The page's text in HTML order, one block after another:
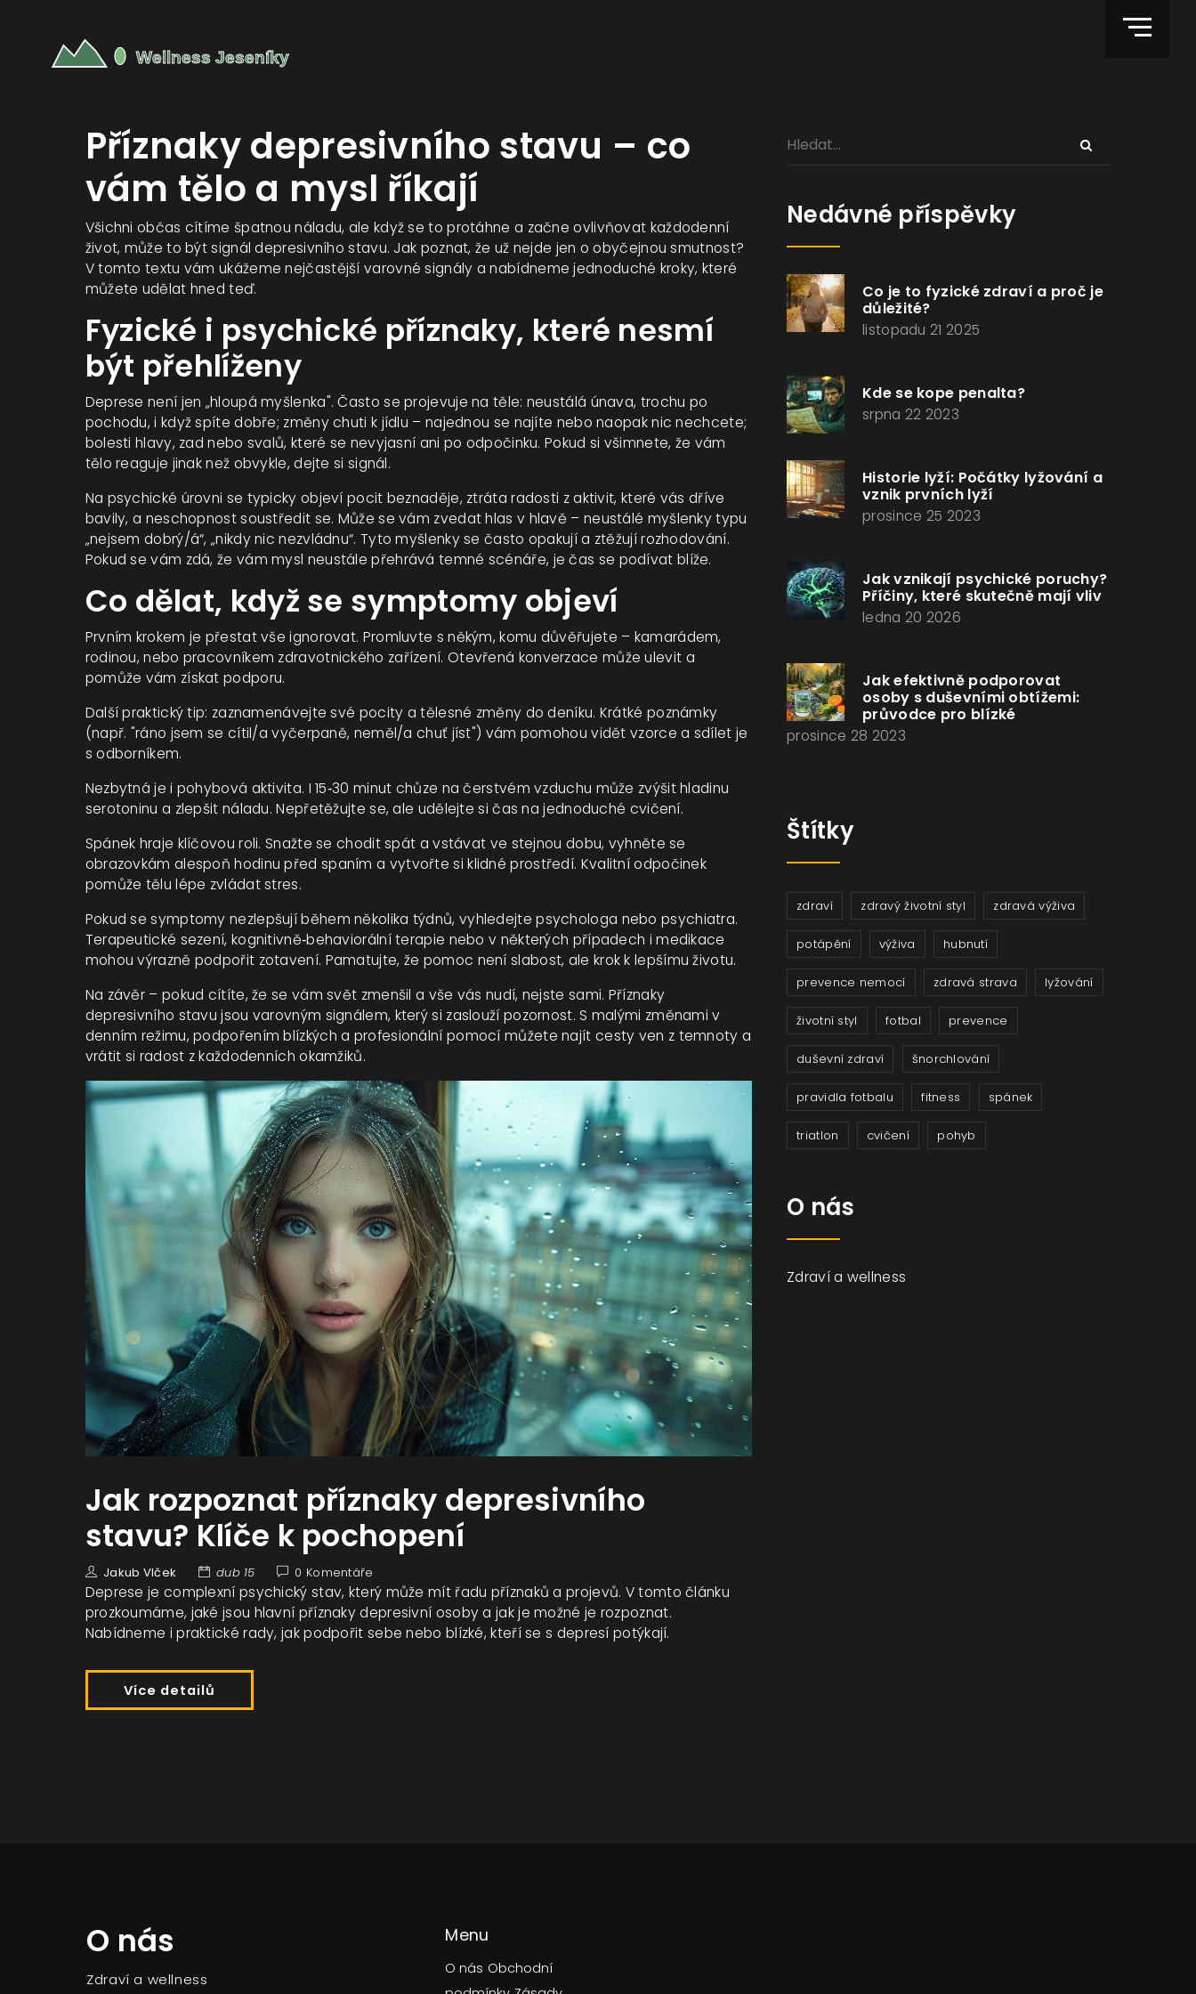
Příznaky depresivního stavu – co
vám tělo a mysl říkají
Všichni občas cítíme špatnou náladu, ale když se to protáhne a začne ovlivňovat každodenní
život, může to být signál depresivního stavu. Jak poznat, že už nejde jen o obyčejnou smutnost?
V tomto textu vám ukážeme nejčastější varovné signály a nabídneme jednoduché kroky, které
můžete udělat hned teď.
Fyzické i psychické příznaky, které nesmí
být přehlíženy
Deprese není jen „hloupá myšlenka". Často se projevuje na těle: neustálá únava, trochu po
pochodu, i když spíte dobře; změny chuti k jídlu – najednou se najíte nebo naopak nic nechcete;
bolesti hlavy, zad nebo svalů, které se nevyjasní ani po odpočinku. Pokud si všimnete, že vám
tělo reaguje jinak než obvykle, dejte si signál.
Na psychické úrovni se typicky objeví pocit beznaděje, ztráta radosti z aktivit, které vás dříve
bavily, a neschopnost soustředit se. Může se vám zvedat hlas v hlavě – neustálé myšlenky typu
„nejsem dobrý/á“, „nikdy nic nezvládnu“. Tyto myšlenky se často opakují a ztěžují rozhodování.
Pokud se vám zdá, že vám mysl neustále přehrává temné scénáře, je čas se podívat blíže.
Co dělat, když se symptomy objeví
Prvním krokem je přestat vše ignorovat. Promluvte s někým, komu důvěřujete – kamarádem,
rodinou, nebo pracovníkem zdravotnického zařízení. Otevřená konverzace může ulevit a
pomůže vám získat podporu.
Další praktický tip: zaznamenávejte své pocity a tělesné změny do deníku. Krátké poznámky
(např. "ráno jsem se cítil/a vyčerpaně, neměl/a chuť jíst") vám pomohou vidět vzorce a sdílet je
s odborníkem.
Nezbytná je i pohybová aktivita. I 15‑30 minut chůze na čerstvém vzduchu může zvýšit hladinu
serotoninu a zlepšit náladu. Nepřetěžujte se, ale udělejte si čas na jednoduché cvičení.
Spánek hraje klíčovou roli. Snažte se chodit spát a vstávat ve stejnou dobu, vyhněte se
obrazovkám alespoň hodinu před spaním a vytvořte si klidné prostředí. Kvalitní odpočinek
pomůže tělu lépe zvládat stres.
Pokud se symptomy nezlepšují během několika týdnů, vyhledejte psychologa nebo psychiatra.
Terapeutické sezení, kognitivně‑behaviorální terapie nebo v některých případech i medikace
mohou výrazně podpořit zotavení. Pamatujte, že pomoc není slabost, ale krok k lepšímu životu.
Na závěr – pokud cítíte, že se vám svět zmenšil a vše vás nudí, nejste sami. Příznaky
depresivního stavu jsou varovným signálem, který si zaslouží pozornost. S malými změnami v
denním režimu, podpořením blízkých a profesionální pomocí můžete najít cesty ven z temnoty a
vrátit si radost z každodenních okamžiků.
Jak rozpoznat příznaky depresivního
stavu? Klíče k pochopení
Jakub Vlček dub 15 0 Komentáře
Deprese je complexní psychický stav, který může mít řadu příznaků a projevů. V tomto článku
prozkoumáme, jaké jsou hlavní příznaky depresivní osoby a jak je možné je rozpoznat.
Nabídneme i praktické rady, jak podpořit sebe nebo blízké, kteří se s depresí potýkají.
Více detailů
Nedávné příspěvky
Co je to fyzické zdraví a proč je
důležité?
listopadu 21 2025
Kde se kope penalta?
srpna 22 2023
Historie lyží: Počátky lyžování a
vznik prvních lyží
prosince 25 2023
Jak vznikají psychické poruchy?
Příčiny, které skutečně mají vliv
ledna 20 2026
Jak efektivně podporovat
osoby s duševními obtížemi:
průvodce pro blízké
prosince 28 2023
Štítky
zdraví zdravý životní styl zdravá výživa
potápění výživa hubnutí
prevence nemocí zdravá strava lyžování
životní styl fotbal prevence
duševní zdraví šnorchlování
pravidla fotbalu fitness spánek
triatlon cvičení pohyb
O nás
Zdraví a wellness
O nás
Zdraví a wellness
Menu
O nás Obchodní